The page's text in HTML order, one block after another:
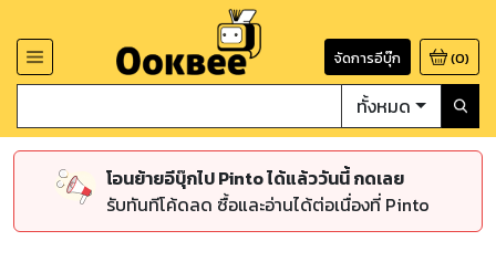
จัดการอีบุ๊ก (0)
ทั้งหมด
โอนย้ายอีบุ๊กไป Pinto ได้แล้ววันนี้ กดเลย
รับทันทีโค้ดลด ซื้อและอ่านได้ต่อเนื่องที่ Pinto